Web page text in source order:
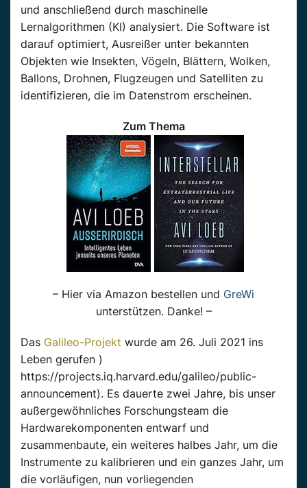
und anschließend durch maschinelle
Lernalgorithmen (KI) analysiert. Die Software ist
darauf optimiert, Ausreißer unter bekannten
Objekten wie Insekten, Vögeln, Blättern, Wolken,
Ballons, Drohnen, Flugzeugen und Satelliten zu
identifizieren, die im Datenstrom erscheinen.
Zum Thema
– Hier via Amazon bestellen und GreWi
unterstützen. Danke! –
Das Galileo-Projekt wurde am 26. Juli 2021 ins
Leben gerufen )
https://projects.iq.harvard.edu/galileo/public-
announcement). Es dauerte zwei Jahre, bis unser
außergewöhnliches Forschungsteam die
Hardwarekomponenten entwarf und
zusammenbaute, ein weiteres halbes Jahr, um die
Instrumente zu kalibrieren und ein ganzes Jahr, um
die vorläufigen, nun vorliegenden